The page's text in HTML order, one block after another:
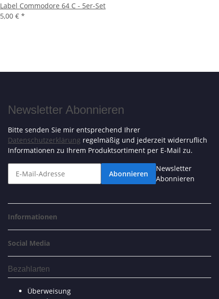
Label Commodore 64 C - 5er-Set
5,00 € *
Newsletter Abonnieren
Bitte senden Sie mir entsprechend Ihrer
Datenschutzerklärung regelmäßig und jederzeit widerruflich
Informationen zu Ihrem Produktsortiment per E-Mail zu.
Abonnieren
Newsletter
Abonnieren
Informationen
Social Media
Bezahlarten
Überweisung